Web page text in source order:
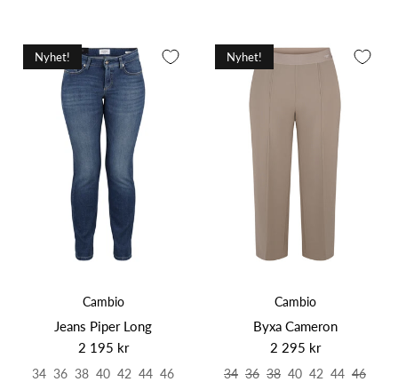
Nyhet!
Cambio
Jeans Piper Long
2 195 kr
34 36 38 40 42 44 46
Nyhet!
Cambio
Byxa Cameron
2 295 kr
34 36 38 40 42 44 46